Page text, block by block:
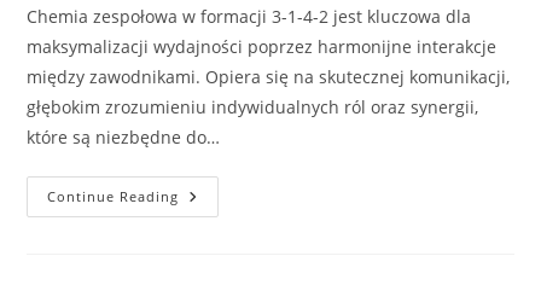
Chemia zespołowa w formacji 3-1-4-2 jest kluczowa dla
maksymalizacji wydajności poprzez harmonijne interakcje
między zawodnikami. Opiera się na skutecznej komunikacji,
głębokim zrozumieniu indywidualnych ról oraz synergii,
które są niezbędne do…
Continue Reading Chemia
Zespołowa